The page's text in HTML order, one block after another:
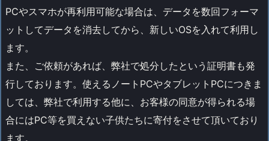
PCやスマホが再利用可能な場合は、データを数回フォーマ
ットしてデータを消去してから、新しいOSを入れて利用し
ます。
また、ご依頼があれば、弊社で処分したという証明書も発
行しております。使えるノートPCやタブレットPCにつきま
しては、弊社で利用する他に、お客様の同意が得られる場
合にはPC等を買えない子供たちに寄付をさせて頂いており
ます。